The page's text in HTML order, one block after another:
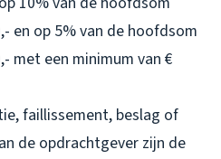
en op 5% van de hoofdsom
met een minimum van €
faillissement, beslag of
de opdrachtgever zijn de